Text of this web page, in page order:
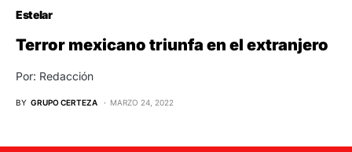
Estelar
Terror mexicano triunfa en el extranjero
Por: Redacción
BY GRUPO CERTEZA MARZO 24, 2022